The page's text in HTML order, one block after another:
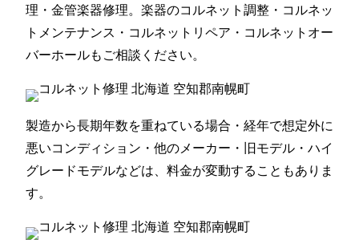
理・金管楽器修理。楽器のコルネット調整・コルネッ
トメンテナンス・コルネットリペア・コルネットオー
バーホールもご相談ください。
製造から長期年数を重ねている場合・経年で想定外に
悪いコンディション・他のメーカー・旧モデル・ハイ
グレードモデルなどは、料金が変動することもありま
す。